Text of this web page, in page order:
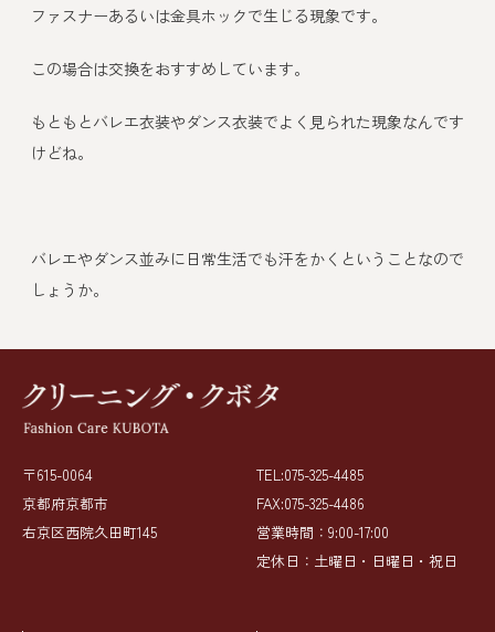
ファスナーあるいは金具ホックで生じる現象です。
この場合は交換をおすすめしています。
もともとバレエ衣装やダンス衣装でよく見られた現象なんです
けどね。
バレエやダンス並みに日常生活でも汗をかくということなので
しょうか。
〒615-0064
京都府京都市
右京区西院久田町145
TEL:075-325-4485
FAX:075-325-4486
営業時間：9:00-17:00
定休日：土曜日・日曜日・祝日